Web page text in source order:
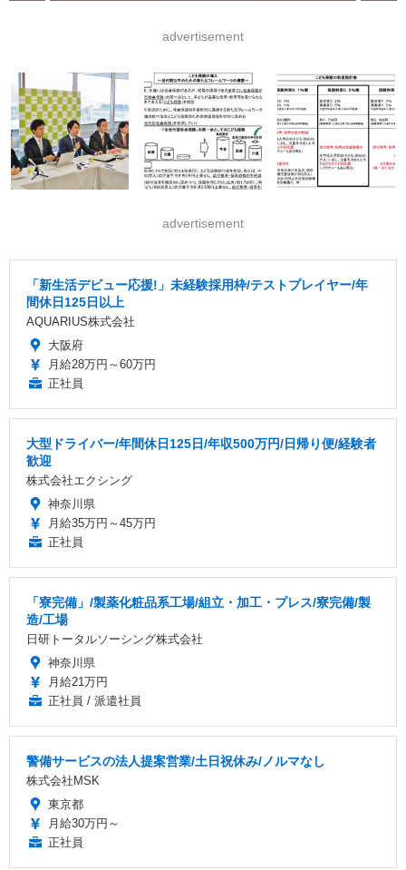
advertisement
advertisement
「新生活デビュー応援!」未経験採用枠/テストプレイヤー/年
間休日125日以上
AQUARIUS株式会社
大阪府
月給28万円～60万円
正社員
大型ドライバー/年間休日125日/年収500万円/日帰り便/経験者
歓迎
株式会社エクシング
神奈川県
月給35万円～45万円
正社員
「寮完備」/製薬化粧品系工場/組立・加工・プレス/寮完備/製
造/工場
日研トータルソーシング株式会社
神奈川県
月給21万円
正社員 / 派遣社員
警備サービスの法人提案営業/土日祝休み/ノルマなし
株式会社MSK
東京都
月給30万円～
正社員